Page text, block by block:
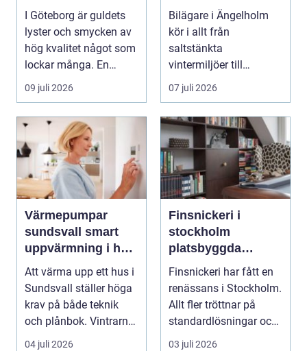
och personlig
service
I Göteborg är guldets
lyster och smycken av
hög kvalitet något som
lockar många. En
guldsmed i Göteb...
09 juli 2026
toppskick året runt
Bilägare i Ängelholm
kör i allt från
saltstänkta
vintermiljöer till
dammiga
utsät...
07 juli 2026
Värmepumpar
sundsvall smart
uppvärmning i hårt
klimat
Att värma upp ett hus i
Sundsvall ställer höga
krav på både teknik
och plånbok. Vintrarna
är långa, ...
04 juli 2026
Finsnickeri i
stockholm
platsbyggda
lösningar som
förändrar hemmet
Finsnickeri har fått en
renässans i Stockholm.
Allt fler tröttnar på
standardlösningar och
vill i st...
03 juli 2026